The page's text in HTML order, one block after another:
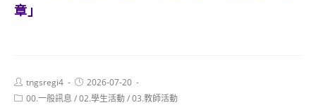
章」
Post
author:
tngsregi4
Post
published:
2026-07-20
Post00.一般訊息 /02.學生活動/03.教師活動